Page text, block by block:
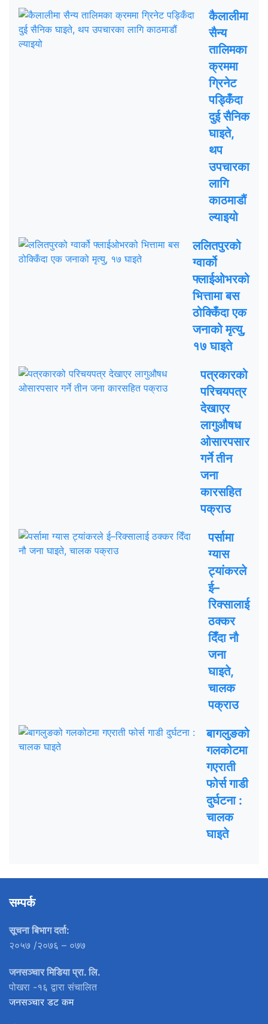
कैलालीमा
सैन्य
तालिमका
क्रममा
ग्रिनेट
पड्किँदा
दुई सैनिक
घाइते,
थप
उपचारका
लागि
काठमाडौं
ल्याइयो
ललितपुरको
ग्वार्को
फ्लाईओभरको
भित्तामा बस
ठोक्किँदा एक
जनाको मृत्यु,
१७ घाइते
पत्रकारको
परिचयपत्र
देखाएर
लागुऔषध
ओसारपसार
गर्ने तीन
जना
कारसहित
पक्राउ
पर्सामा
ग्यास
ट्यांकरले
ई–
रिक्सालाई
ठक्कर
दिँदा नौ
जना
घाइते,
चालक
पक्राउ
बागलुङको
गलकोटमा
गएराती
फोर्स गाडी
दुर्घटना :
चालक
घाइते
सम्पर्क
सूचना बिभाग दर्ता:
२०५७ /२०७६ – ०७७
जनसञ्चार मिडिया प्रा. लि.
पोखरा -१६ द्वारा संचालित
जनसञ्चार डट कम